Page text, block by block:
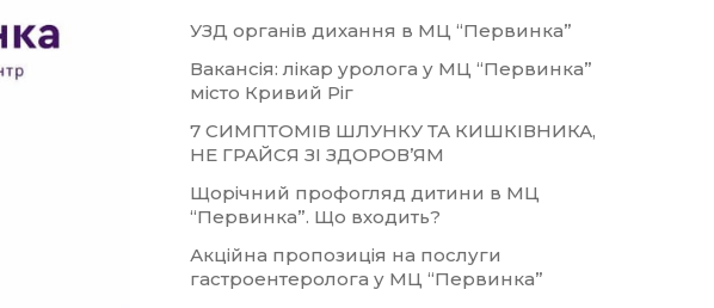
УЗД органів дихання в МЦ “Первинка”
Вакансія: лікар уролога у МЦ “Первинка”
місто Кривий Ріг
7 СИМПТОМІВ ШЛУНКУ ТА КИШКІВНИКА,
НЕ ГРАЙСЯ ЗІ ЗДОРОВ’ЯМ
Щорічний профогляд дитини в МЦ
“Первинка”. Що входить?
Акційна пропозиція на послуги
гастроентеролога у МЦ “Первинка”